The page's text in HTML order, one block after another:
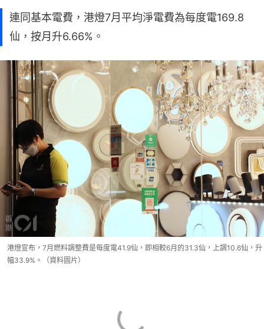
連同基本電費，港燈7月平均淨電費為每度電169.8
仙，按月升6.66%。
港燈宣布，7月燃料調整費是每度電41.9仙，即相較6月的31.3仙，上調10.6仙，升
幅33.9%。（資料圖片）